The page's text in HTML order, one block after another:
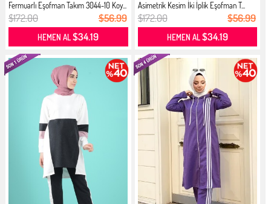
Fermuarlı Eşofman Takım 3044-10 Koy...
$172.00 $56.99
HEMEN AL$34.19
Asimetrik Kesim İki İplik Eşofman T...
$172.00 $56.99
HEMEN AL$34.19